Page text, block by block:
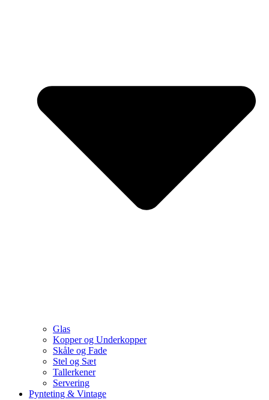
Glas
Kopper og Underkopper
Skåle og Fade
Stel og Sæt
Tallerkener
Servering
Pynteting & Vintage